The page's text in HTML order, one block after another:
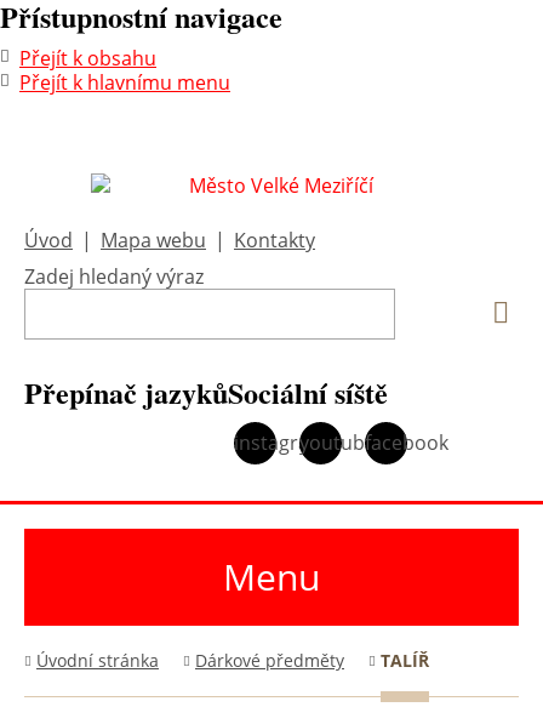
Přístupnostní navigace
Přejít k obsahu
Přejít k hlavnímu menu
Úvod | Mapa webu | Kontakty
Zadej hledaný výraz
Přepínač jazykůSociální síště
instagramyoutubefacebook
Menu
Úvodní stránka Dárkové předměty TALÍŘ